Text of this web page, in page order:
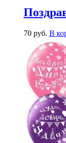
70 руб. В